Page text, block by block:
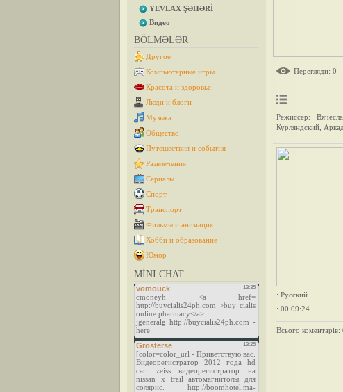
YEVLAX ŞƏHƏRİ
Видео
BÖLMƏLƏR
Другое
Компьютерные игры
Красота и здоровье
Люди и блоги
Музыка
Общество
Путешествия и события
Развлечения
Сериалы
Спорт
Транспорт
Фильмы и анимация
Хобби и образование
Юмор
MİNI CHAT
Перегляди: 0
:
Режиссер:
Курляндский,
: Русский
: 00:09:24
Всього коментарів: